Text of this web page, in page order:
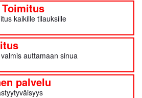
kaikille tilauksille
auttamaan sinua
palvelu